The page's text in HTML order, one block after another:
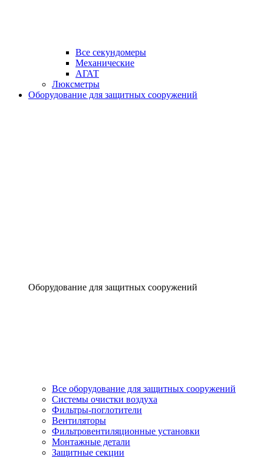
Все секундомеры
Механические
АГАТ
Люксметры
Оборудование для защитных сооружений
Оборудование для защитных сооружений
Все оборудование для защитных сооружений
Системы очистки воздуха
Фильтры-поглотители
Вентиляторы
Фильтровентиляционные установки
Монтажные детали
Защитные секции